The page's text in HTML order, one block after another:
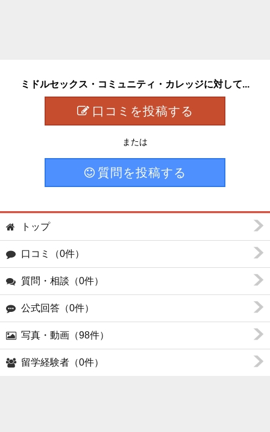
ミドルセックス・コミュニティ・カレッジに対して...
口コミを投稿する
または
質問を投稿する
トップ
口コミ（0件）
質問・相談（0件）
公式回答（0件）
写真・動画（98件）
留学経験者（0件）